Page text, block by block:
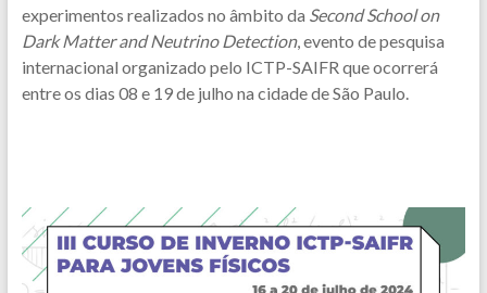
experimentos realizados no âmbito da Second School on
Dark Matter and Neutrino Detection, evento de pesquisa
internacional organizado pelo ICTP-SAIFR que ocorrerá
entre os dias 08 e 19 de julho na cidade de São Paulo.